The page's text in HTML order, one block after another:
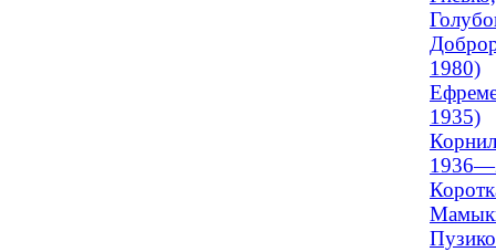
1980)
1935)